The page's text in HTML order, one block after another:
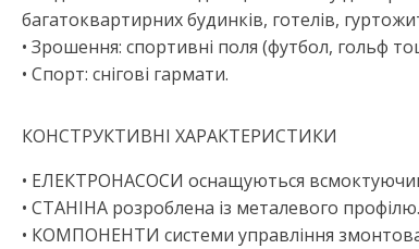
багатоквартирних будинків, готелів,
• Зрошення: спортивні поля (футбол, гольф
• Спорт: снігові гармати.
КОНСТРУКТИВНІ ХАРАКТЕРИСТИКИ
• ЕЛЕКТРОНАСОСИ оснащуються
• СТАНІНА розроблена із металевого профілю.
• КОМПОНЕНТИ системи управління